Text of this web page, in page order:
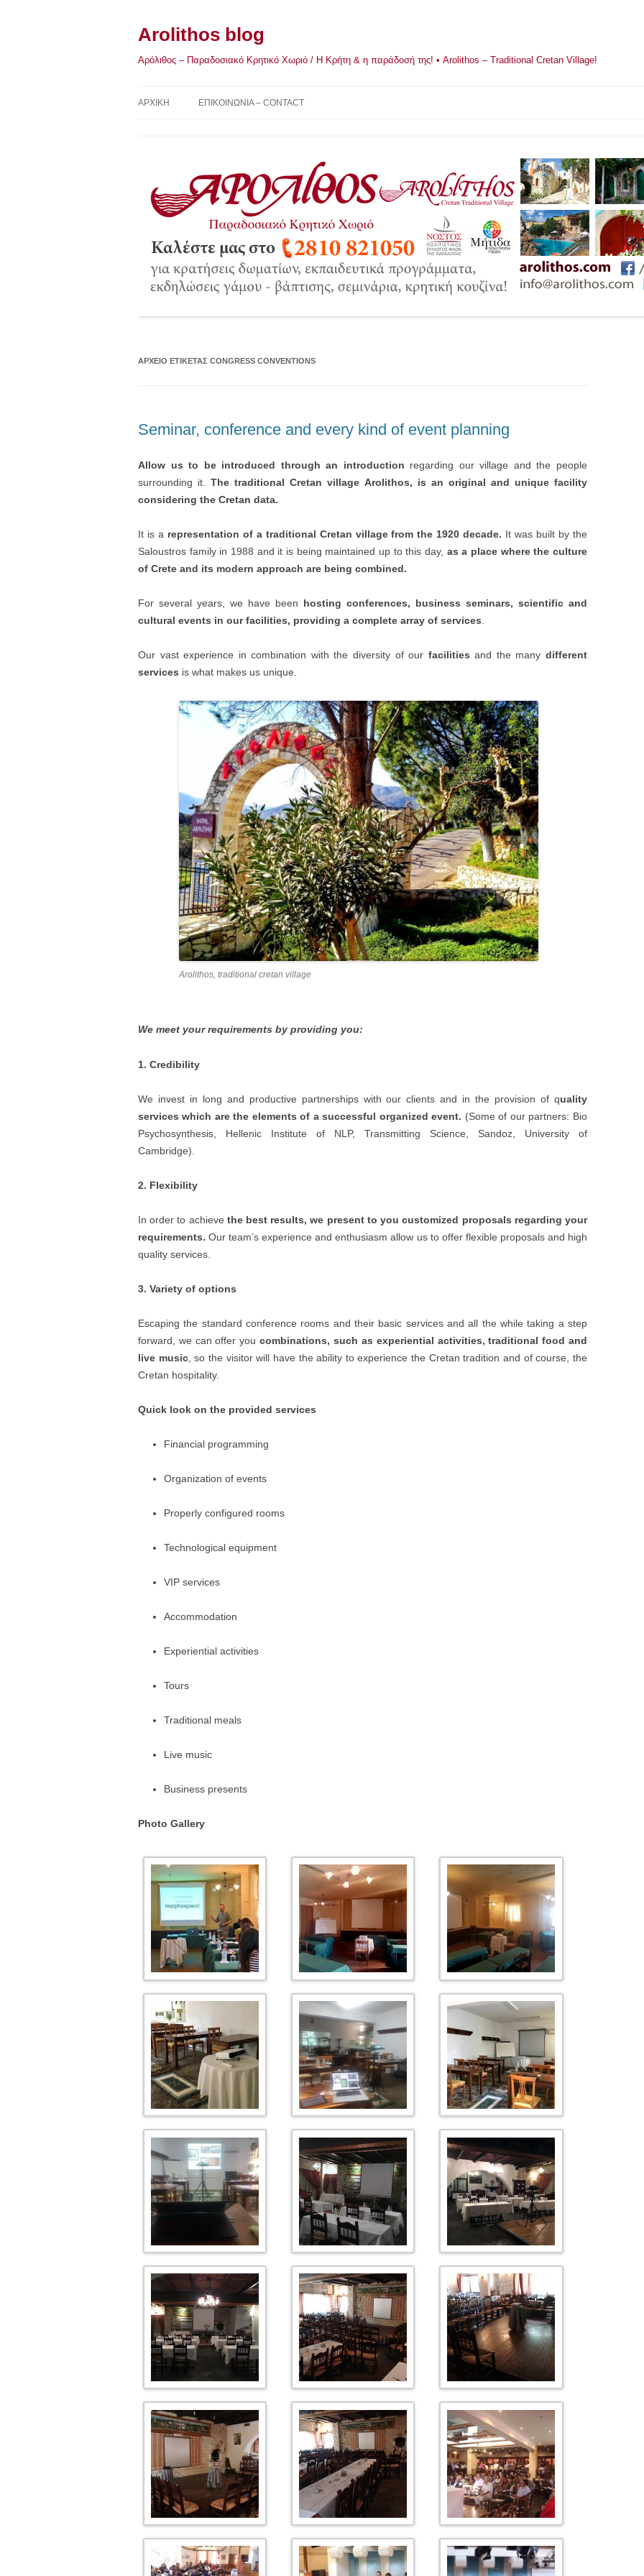
Arolithos blog
Αρόλιθος – Παραδοσιακό Κρητικό Χωριό / Η Κρήτη & η παράδοσή της! • Arolithos – Traditional Cretan Village!
ΑΡΧΙΚΉ ΕΠΙΚΟΙΝΩΝΙΑ – CONTACT
ΑΡΧΕΊΟ ΕΤΙΚΈΤΑΣ CONGRESS CONVENTIONS
Seminar, conference and every kind of event planning
Allow us to be introduced through an introduction regarding our village and the people
surrounding it.The traditional Cretan village Arolithos, is an original and unique facility
considering the Cretan data.
It is a representation of a traditional Cretan village from the 1920 decade. It was built by the
Saloustros family in 1988 and it is being maintained up to this day, as a place where the culture
of Crete and its modern approach are being combined.
For several years, we have been hosting conferences, business seminars, scientific and
cultural events in our facilities, providing a complete array of services
Our vast experience in combination with the diversity of our facilities and the many different
services is what makes us unique.
Arolithos, traditional cretan village
We meet your requirements by providing you:
1. Credibility
We invest in long and productive partnerships with our clients and in the provision of quality
services which are the elements of a successful organized event. (Some of our partners: Bio
Psychosynthesis, Hellenic Institute of NLP, Transmitting Science, Sandoz, University of
Cambridge).
2. Flexibility
In order to achieve the best results, we present to you customized proposals regarding your
requirements. Our team’s experience and enthusiasm allow us to offer flexible proposals and high
quality services.
3. Variety of options
Escaping the standard conference rooms and their basic services and all the while taking a step
forward, we can offer youcombinations, such as experiential activities, traditional food and
live music, so the visitor will have the ability to experience the Cretan tradition and of course, the
Cretan hospitality.
Quick look on the provided services
Financial programming
Organization of events
Properly configured rooms
Technological equipment
VIP services
Accommodation
Experiential activities
Tours
Traditional meals
Live music
Business presents
Photo Gallery